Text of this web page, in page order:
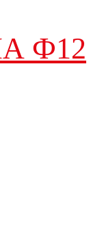
Ф12